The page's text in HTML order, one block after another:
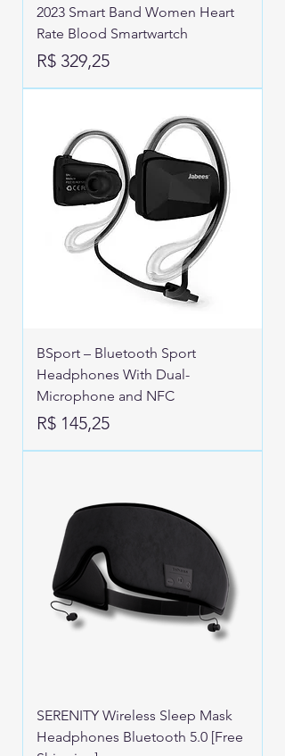
2023 Smart Band Women Heart
Rate Blood Smartwartch
Preço
R$ 329,25
BSport – Bluetooth Sport
Headphones With Dual-
Microphone and NFC
Preço
R$ 145,25
SERENITY Wireless Sleep Mask
Headphones Bluetooth 5.0 [Free